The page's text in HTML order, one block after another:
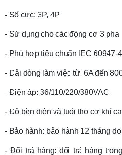
- Số cực: 3P, 4P
- Sử dụng cho các động cơ 3 pha
- Phù hợp tiêu chuẩn IEC 60947-
- Dải dòng làm việc từ: 6A đến
- Điện áp: 36/110/220/380VAC
- Độ bền điện và tuổi thọ cơ khí
- Bảo hành: bảo hành 12 tháng
- Đổi trả hàng: đổi trả hàng